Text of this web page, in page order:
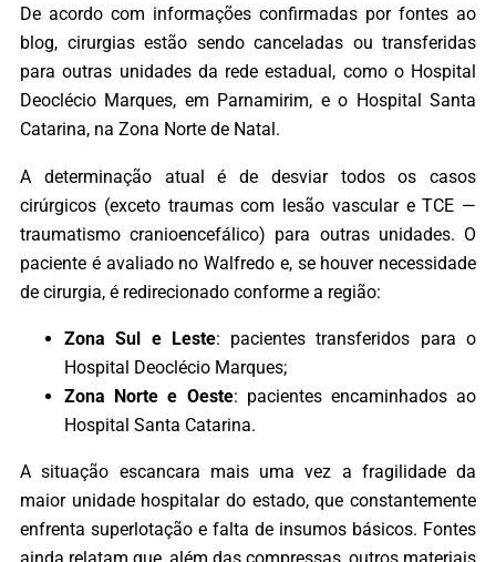
De acordo com informações confirmadas por fontes ao
blog, cirurgias estão sendo canceladas ou transferidas
para outras unidades da rede estadual, como o Hospital
Deoclécio Marques, em Parnamirim, e o Hospital Santa
Catarina, na Zona Norte de Natal.
A determinação atual é de desviar todos os casos
cirúrgicos (exceto traumas com lesão vascular e TCE —
traumatismo cranioencefálico) para outras unidades. O
paciente é avaliado no Walfredo e, se houver necessidade
de cirurgia, é redirecionado conforme a região:
Zona Sul e Leste: pacientes transferidos para o
Hospital Deoclécio Marques;
Zona Norte e Oeste: pacientes encaminhados ao
Hospital Santa Catarina.
A situação escancara mais uma vez a fragilidade da
maior unidade hospitalar do estado, que constantemente
enfrenta superlotação e falta de insumos básicos. Fontes